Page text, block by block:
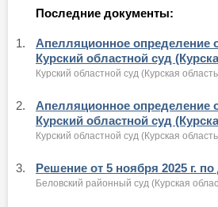
Последние документы:
1.
Апелляционное определение
Курский областной суд
Курский областной суд (Курская
2.
Апелляционное определение
Курский областной суд
Курский областной суд (Курская
3. Решение от 5 ноября 2025 г.
Беловский районный суд (Курская